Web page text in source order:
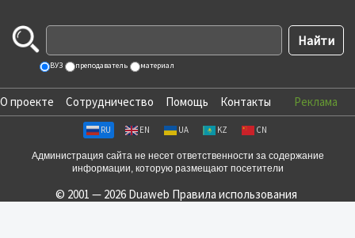
ВУЗ преподаватель материал
О проекте Сотрудничество Помощь Контакты Реклама
RU EN UA KZ CN
Администрация сайта не несет ответственности за содержание
информации, которую размещают посетители
© 2001 — 2026 Duaweb Правила использования